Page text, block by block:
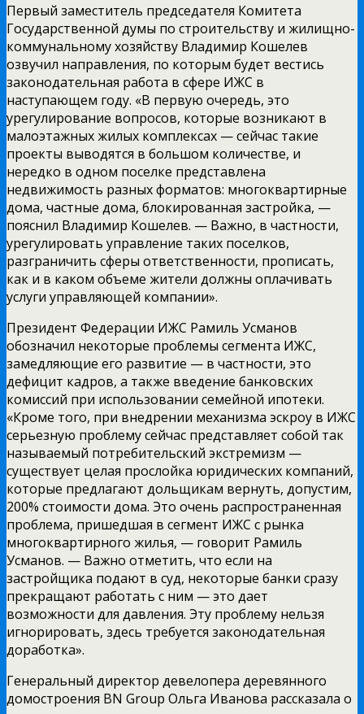
Первый заместитель председателя Комитета
Государственной думы по строительству и жилищно-
коммунальному хозяйству Владимир Кошелев
озвучил направления, по которым будет вестись
законодательная работа в сфере ИЖС в
наступающем году. «В первую очередь, это
урегулирование вопросов, которые возникают в
малоэтажных жилых комплексах — сейчас такие
проекты выводятся в большом количестве, и
нередко в одном поселке представлена
недвижимость разных форматов: многоквартирные
дома, частные дома, блокированная застройка, —
пояснил Владимир Кошелев. — Важно, в частности,
урегулировать управление таких поселков,
разграничить сферы ответственности, прописать,
как и в каком объеме жители должны оплачивать
услуги управляющей компании».
Президент Федерации ИЖС Рамиль Усманов
обозначил некоторые проблемы сегмента ИЖС,
замедляющие его развитие — в частности, это
дефицит кадров, а также введение банковских
комиссий при использовании семейной ипотеки.
«Кроме того, при внедрении механизма эскроу в ИЖС
серьезную проблему сейчас представляет собой так
называемый потребительский экстремизм —
существует целая прослойка юридических компаний,
которые предлагают дольщикам вернуть, допустим,
200% стоимости дома. Это очень распространенная
проблема, пришедшая в сегмент ИЖС с рынка
многоквартирного жилья, — говорит Рамиль
Усманов. — Важно отметить, что если на
застройщика подают в суд, некоторые банки сразу
прекращают работать с ним — это дает
возможности для давления. Эту проблему нельзя
игнорировать, здесь требуется законодательная
доработка».
Генеральный директор девелопера деревянного
домостроения BN Group Ольга Иванова рассказала о